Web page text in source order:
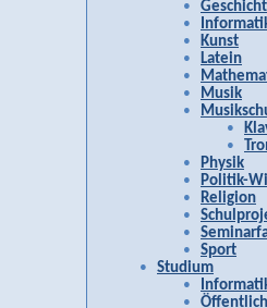
Kunst
Latein
Musik
Physik
Politik-
Religion
Sport
Studium